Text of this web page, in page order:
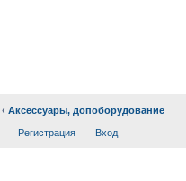
‹ Аксессуары, допоборудование
Регистрация Вход